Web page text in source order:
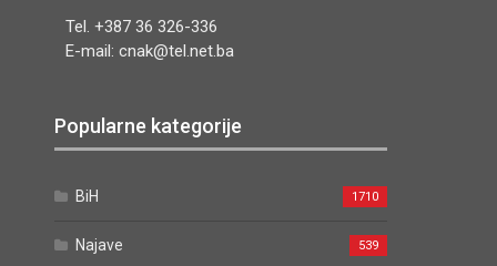
Tel. +387 36 326-336
E-mail: cnak@tel.net.ba
Popularne kategorije
BiH 1710
Najave 539